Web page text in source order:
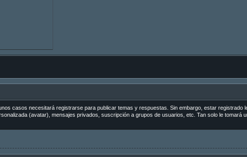
casos necesitará registrarse para publicar temas y respuestas. Sin embargo, estar registrado
(avatar), mensajes privados, suscripción a grupos de usuarios, etc. Tan solo le tomará